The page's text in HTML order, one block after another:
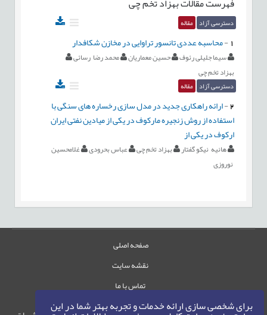
برای شخصی سازی ارائه خدمات و تجربه بهتر شما در این
دسترسی آزاد مقاله
-محاسبه عددی تانسور تراوایی در مخازن شکافدار
سیما جلیلی رئوف حسین معماریان
محمد رضا رسائی
بهزاد تخم چی
دسترسی آزاد مقاله
2
-ارائه راهکاری جدید در مدل سازی رخساره های سنگی با
استفاده از روش زنجیره مارکوف در یکی از میادین نفتی ایران
ارکوف در یکی از
هانیه نیکو گفتار بهزاد تخم چی عباس بحرودی
غلامحسین
نوروزی
صفحه اصلی
نقشه سایت
تماس با ما